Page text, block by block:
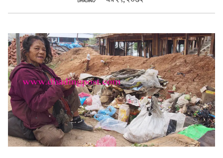
सुचनाहरु
स्वास्थ्य
भिडियो